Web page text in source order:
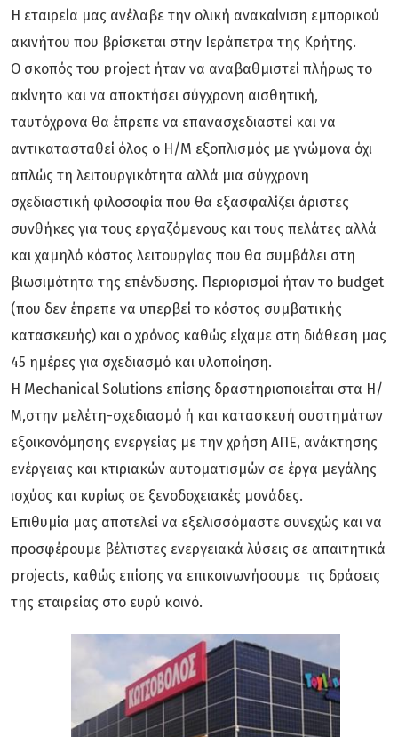
Η εταιρεία μας ανέλαβε την ολική ανακαίνιση εμπορικού
ακινήτου που βρίσκεται στην Ιεράπετρα της Κρήτης.
Ο σκοπός του project ήταν να αναβαθμιστεί πλήρως το
ακίνητο και να αποκτήσει σύγχρονη αισθητική,
ταυτόχρονα θα έπρεπε να επανασχεδιαστεί και να
αντικατασταθεί όλος ο Η/Μ εξοπλισμός με γνώμονα όχι
απλώς τη λειτουργικότητα αλλά μια σύγχρονη
σχεδιαστική φιλοσοφία που θα εξασφαλίζει άριστες
συνθήκες για τους εργαζόμενους και τους πελάτες αλλά
και χαμηλό κόστος λειτουργίας που θα συμβάλει στη
βιωσιμότητα της επένδυσης. Περιορισμοί ήταν το budget
(που δεν έπρεπε να υπερβεί το κόστος συμβατικής
κατασκευής) και ο χρόνος καθώς είχαμε στη διάθεση μας
45 ημέρες για σχεδιασμό και υλοποίηση.
Η Mechanical Solutions επίσης δραστηριοποιείται στα Η/
Μ,στην μελέτη-σχεδιασμό ή και κατασκευή συστημάτων
εξοικονόμησης ενεργείας με την χρήση ΑΠΕ, ανάκτησης
ενέργειας και κτιριακών αυτοματισμών σε έργα μεγάλης
ισχύος και κυρίως σε ξενοδοχειακές μονάδες.
Επιθυμία μας αποτελεί να εξελισσόμαστε συνεχώς και να
προσφέρουμε βέλτιστες ενεργειακά λύσεις σε απαιτητικά
projects, καθώς επίσης να επικοινωνήσουμε τις δράσεις
της εταιρείας στο ευρύ κοινό.